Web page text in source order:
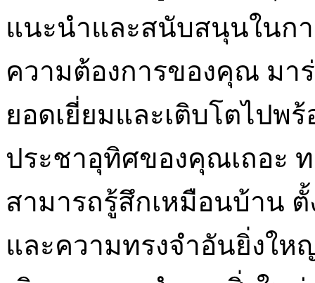
แนะนำและสนับสนุนในก
ความต้องการของคุณ มา
ยอดเยี่ยมและเติบโตไปพ
ประชาอุทิศของคุณเถอะ
สามารถรู้สึกเหมือนบ้าน
และความทรงจำอันยิ่งใ